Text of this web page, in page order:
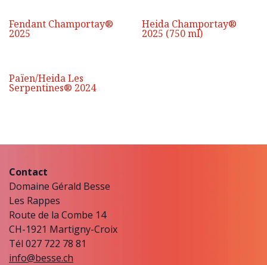
Fendant Champortay®
2025
Heida Champortay®
2025 (750 ml)
élevé en barrique
Païen/Heida Les
Serpentines® 2024
Contact
Domaine Gérald Besse
Les Rappes
Route de la Combe 14
CH-1921 Martigny-Croix
Tél 027 722 78 81
info@besse.ch